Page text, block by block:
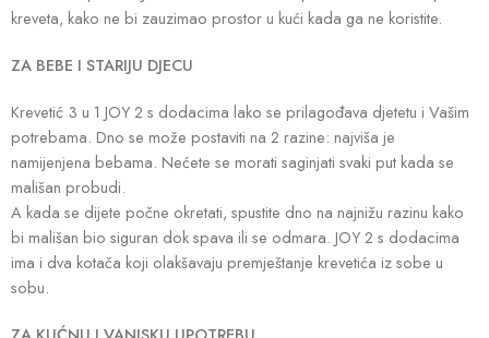
kreveta, kako ne bi zauzimao prostor u kući kada ga ne koristite.
ZA BEBE I STARIJU DJECU
Krevetić 3 u 1 JOY 2 s dodacima lako se prilagođava djetetu i Vašim
potrebama. Dno se može postaviti na 2 razine: najviša je
namijenjena bebama. Nećete se morati saginjati svaki put kada se
mališan probudi.
A kada se dijete počne okretati, spustite dno na najnižu razinu kako
bi mališan bio siguran dok spava ili se odmara. JOY 2 s dodacima
ima i dva kotača koji olakšavaju premještanje krevetića iz sobe u
sobu.